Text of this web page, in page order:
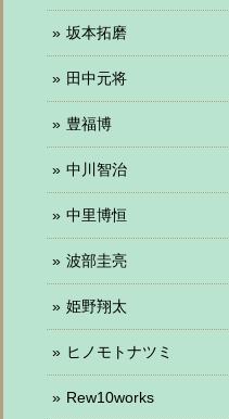
坂本拓磨
田中元将
豊福博
中川智治
中里博恒
波部圭亮
姫野翔太
ヒノモトナツミ
Rew10works